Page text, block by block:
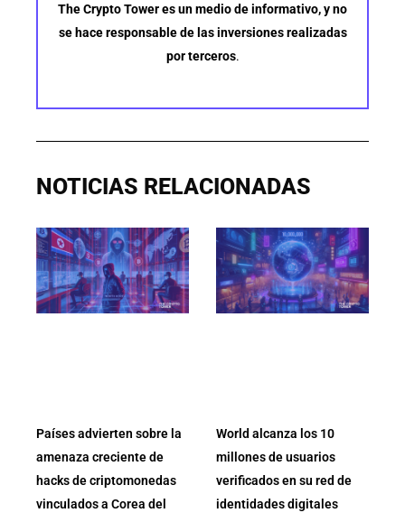
The Crypto Tower es un medio de informativo, y no
se hace responsable de las inversiones realizadas
por terceros.
NOTICIAS RELACIONADAS
Países advierten sobre la
amenaza creciente de
hacks de criptomonedas
vinculados a Corea del
World alcanza los 10
millones de usuarios
verificados en su red de
identidades digitales